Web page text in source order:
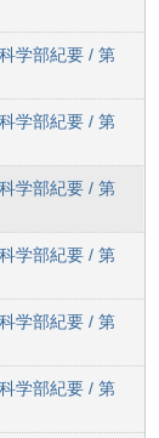
学部紀要 / 第
学部紀要 / 第
学部紀要 / 第
学部紀要 / 第
学部紀要 / 第
学部紀要 / 第